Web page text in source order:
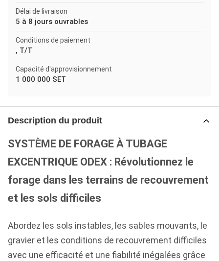
Délai de livraison
5 à 8 jours ouvrables
Conditions de paiement
, T/T
Capacité d'approvisionnement
1 000 000 SET
Description du produit
SYSTÈME DE FORAGE À TUBAGE
EXCENTRIQUE ODEX : Révolutionnez le
forage dans les terrains de recouvrement
et les sols difficiles
Abordez les sols instables, les sables mouvants, le
gravier et les conditions de recouvrement difficiles
avec une efficacité et une fiabilité inégalées grâce